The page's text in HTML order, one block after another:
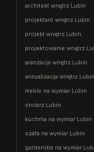
architekt wnętrz Lubin
projektant wnętrz Lubin
projekt wnętrz Lubin
projektowanie wnętrz
aranżacja wnętrz Lubin
wizualizacja wnętrz Lubin
meble na wymiar Lubin
stolarz Lubin
kuchnia na wymiar Lubin
szafa na wymiar Lubin
garderoba na wymiar